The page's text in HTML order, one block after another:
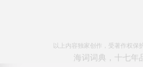
以上内容独家创作，受著作权保
海词词典，十七年